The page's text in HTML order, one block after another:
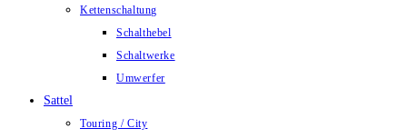
Kettenschaltung
Schalthebel
Schaltwerke
Umwerfer
Sattel
Touring / City